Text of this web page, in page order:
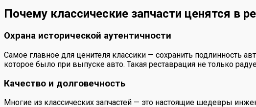
Почему классические запчасти ценятся в
Охрана исторической аутентичности
Самое главное для ценителя классики — сохранить подлинность
которое было при выпуске авто. Такая реставрация не только
Качество и долговечность
Многие из классических запчастей — это настоящие шедевры